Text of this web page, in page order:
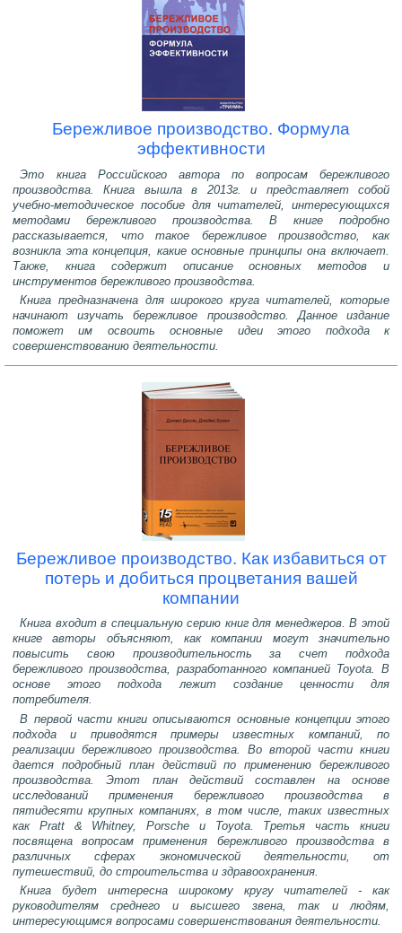
Бережливое производство. Формула
эффективности
Это книга Российского автора по вопросам бережливого
производства. Книга вышла в 2013г. и представляет собой
учебно-методическое пособие для читателей, интересующихся
методами бережливого производства. В книге подробно
рассказывается, что такое бережливое производство, как
возникла эта концепция, какие основные принципы она включает.
Также, книга содержит описание основных методов и
инструментов бережливого производства.
Книга предназначена для широкого круга читателей, которые
начинают изучать бережливое производство. Данное издание
поможет им освоить основные идеи этого подхода к
совершенствованию деятельности.
Бережливое производство. Как избавиться от
потерь и добиться процветания вашей
компании
Книга входит в специальную серию книг для менеджеров. В этой
книге авторы объясняют, как компании могут значительно
повысить свою производительность за счет подхода
бережливого производства, разработанного компанией Toyota. В
основе этого подхода лежит создание ценности для
потребителя.
В первой части книги описываются основные концепции этого
подхода и приводятся примеры известных компаний, по
реализации бережливого производства. Во второй части книги
дается подробный план действий по применению бережливого
производства. Этот план действий составлен на основе
исследований применения бережливого производства в
пятидесяти крупных компаниях, в том числе, таких известных
как Pratt & Whitney, Porsche и Toyota. Третья часть книги
посвящена вопросам применения бережливого производства в
различных сферах экономической деятельности, от
путешествий, до строительства и здравоохранения.
Книга будет интересна широкому кругу читателей - как
руководителям среднего и высшего звена, так и людям,
интересующимся вопросами совершенствования деятельности.